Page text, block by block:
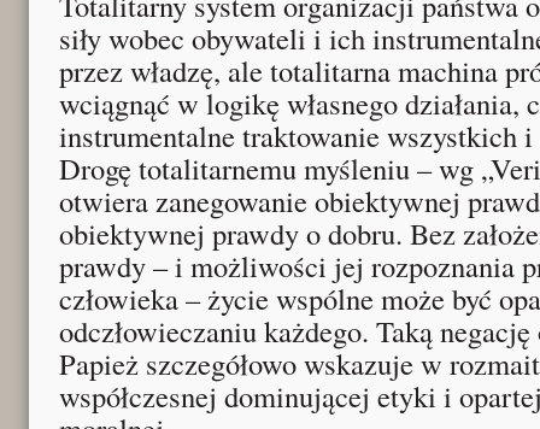
siły wobec obywateli i ich
przez władzę, ale totalitarna machina
wciągnąć w logikę własnego działania,
instrumentalne traktowanie wszystkich i
Drogę totalitarnemu myśleniu – wg
otwiera zanegowanie obiektywnej
obiektywnej prawdy o dobru. Bez
prawdy – i możliwości jej rozpoznania
człowieka – życie wspólne może być
odczłowieczaniu każdego. Taką
Papież szczegółowo wskazuje w
współczesnej dominującej etyki i